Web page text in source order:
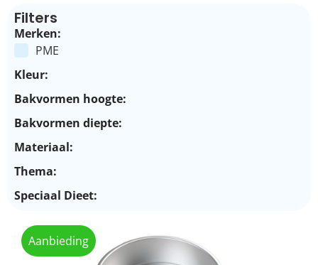
Filters
Merken:
PME
Kleur:
Bakvormen hoogte:
Bakvormen diepte:
Materiaal:
Thema:
Speciaal Dieet:
Aanbieding